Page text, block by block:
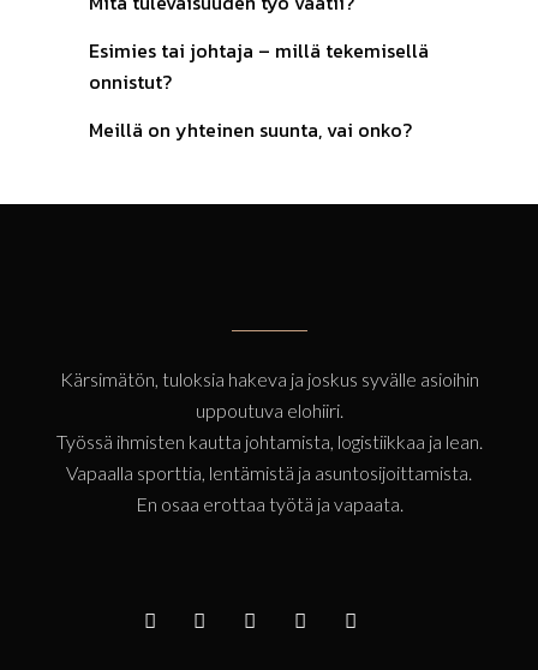
Esimies tai johtaja – millä tekemisellä
onnistut?
Meillä on yhteinen suunta, vai onko?
Kärsimätön, tuloksia hakeva ja joskus syvälle asioihin
uppoutuva elohiiri.
Työssä ihmisten kautta johtamista, logistiikkaa ja lean.
Vapaalla sporttia, lentämistä ja asuntosijoittamista.
En osaa erottaa työtä ja vapaata.